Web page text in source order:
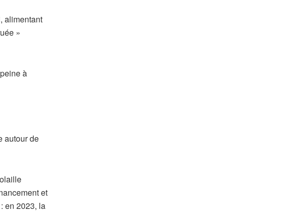
alimentant
»
à
autour de
et
en 2023, la